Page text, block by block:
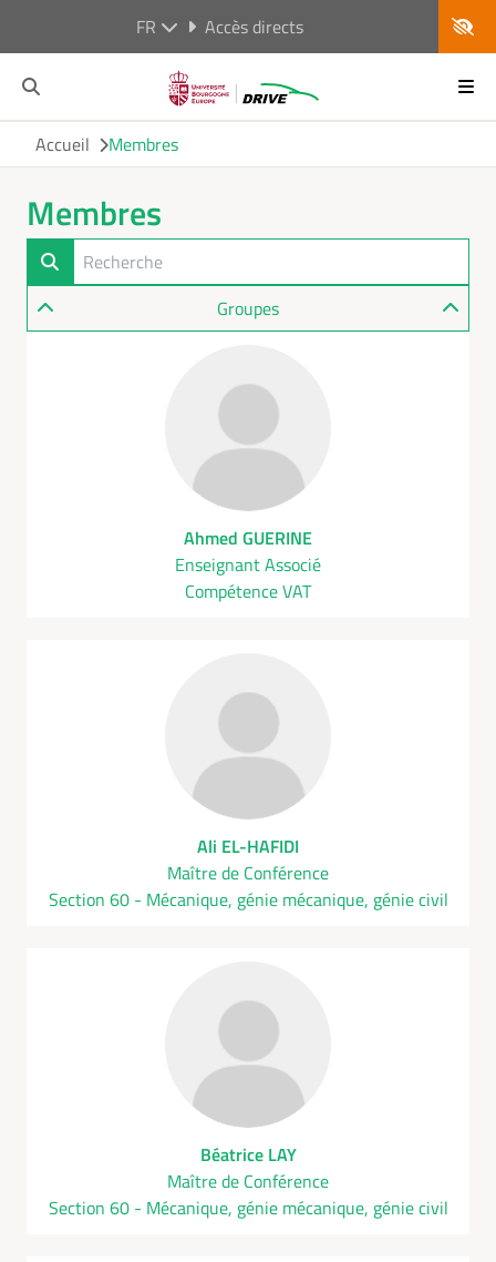
FR Accès directs
Accueil Membres
Membres
Groupes
Ahmed GUERINE
Enseignant Associé
Compétence VAT
Ali EL-HAFIDI
Maître de Conférence
Section 60 - Mécanique, génie mécanique, génie civil
Béatrice LAY
Maître de Conférence
Section 60 - Mécanique, génie mécanique, génie civil